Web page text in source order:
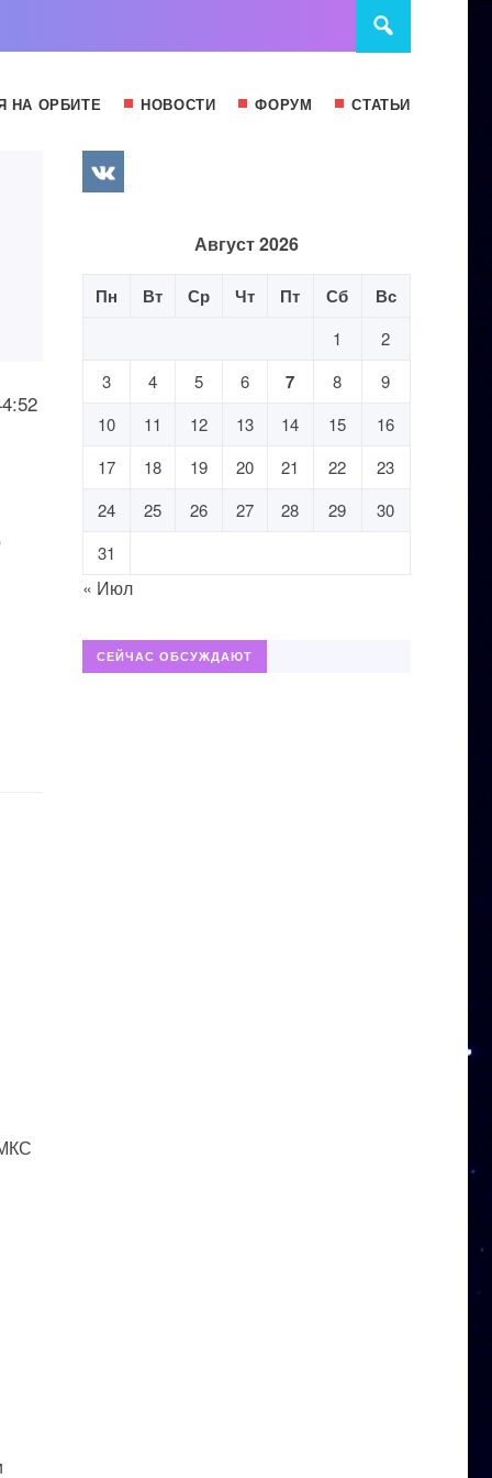
НА ОРБИТЕ НОВОСТИ ФОРУМ СТАТЬИ
Август 2026
Пн Вт Ср Чт Пт Сб Вс
1
2
3
4 5 6 7 8
9
10
11 12 13 14 15
16
17
18 19 20 21 22
23
24
25 26 27 28 29
30
31
« Июл
СЕЙЧАС ОБСУЖДАЮТ